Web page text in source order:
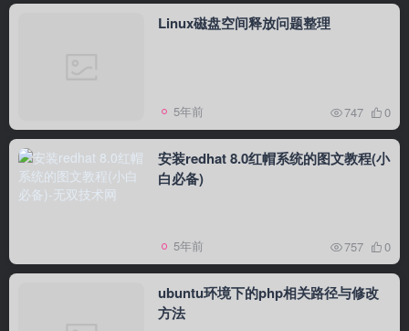
Linux磁盘空间释放问题整理
5年前 747 0
安装redhat 8.0红帽系统的图文教程(小
白必备)
5年前 757 0
ubuntu环境下的php相关路径与修改
方法